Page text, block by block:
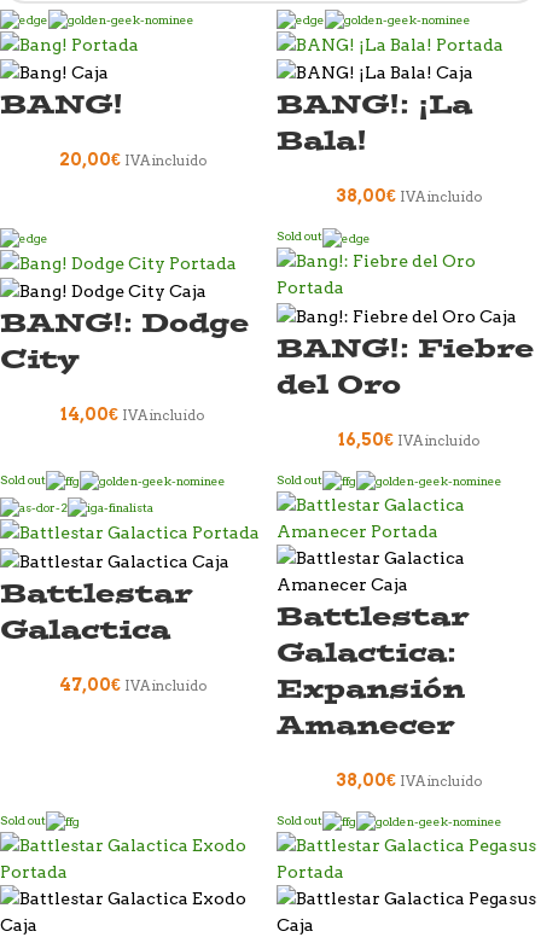
BANG!
20,00€ IVA incluido
BANG!: ¡La
Bala!
38,00€ IVA incluido
BANG!: Dodge
City
14,00€ IVA incluido
Sold out
BANG!: Fiebre
del Oro
16,50€ IVA incluido
Sold out
Battlestar
Galactica
47,00€ IVA incluido
Sold out
Battlestar
Galactica:
Expansión
Amanecer
38,00€ IVA incluido
Sold out Sold out